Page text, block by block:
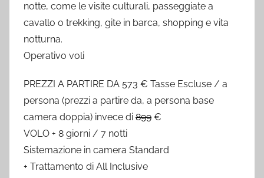
notte, come le visite culturali, passeggiate a
cavallo o trekking, gite in barca, shopping e vita
notturna.
Operativo voli
PREZZI A PARTIRE DA 573 € Tasse Escluse / a
persona (prezzi a partire da, a persona base
camera doppia) invece di 899 €
VOLO + 8 giorni / 7 notti
Sistemazione in camera Standard
+ Trattamento di All Inclusive